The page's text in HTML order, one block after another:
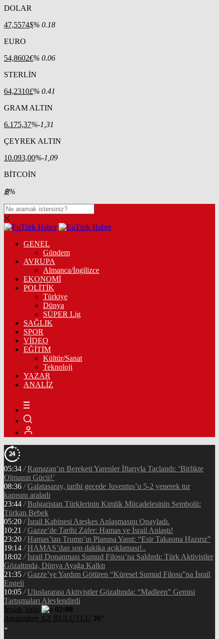
DOLAR
47,5574$% 0.18
EURO
54,8602€% 0.06
STERLİN
64,2310£% 0.41
GRAM ALTIN
6.175,37%-1,31
ÇEYREK ALTIN
10.093,00%-1,09
BİTCOİN
฿%
GENEL
Gündem
AVRUPA
Almanca/İngilizce
EKONOMİ
POLİTİK
Türkiye
Dünya
SÜPER Lig
SAĞLIK
SPOR
VİDEO
EĞİTİM
Kültür/Sanat
Teknoloji
YAZAR
ANALİZ
05:34 / Ramazan’ın Bereketi Yarenler İftarıyla Taçlandı: ‘Birlikte
Olmanın Gücü!’
08:36 / Galatasaray, tarihi gecede Juventus’u 5-2 yenerek tur
kapısını araladı
23:44 / Bulgaristan Türklerinin Kimlik Mücadelesinin Sembolü:
Türkan Bebek
05:20 / İsrail Kabinesi Ateşkes Anlaşmasını Onayladı.
10:21 / Gazze’de Tarihi Zafer: Hamas ve İsrail Anlaştı!
23:20 / Hamas’tan Trump’ın Planına Yanıt: “Esir Takasına Hazırız”
19:14 / HAMAS’dan son dakika açıklaması!..
18:02 / İsrail Donanması Sumud Filosu’na Saldırdı: Türk Aktivistler
Gözaltında, Dünya Ayağa Kalktı
21:35 / Gazze’ye Yardım Götüren “Küresel Sumud Filosu”na İsrail
Engeli
10:05 / Uluslararası Aktivistler Gözaltında: “Madleen” Gemisi
Tartışmaları Alevlendirdi
İmsak Vakti
02:00
Amsterdam AZ BULUTLU 26°